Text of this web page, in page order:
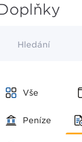
Hledání
Vše
Peníze